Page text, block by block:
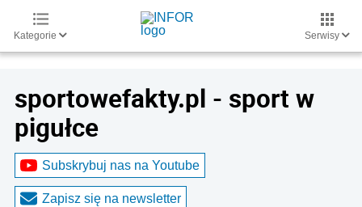
Kategorie Serwisy
sportowefakty.pl - sport w
pigułce
Subskrybuj nas na Youtube
Zapisz się na newsletter